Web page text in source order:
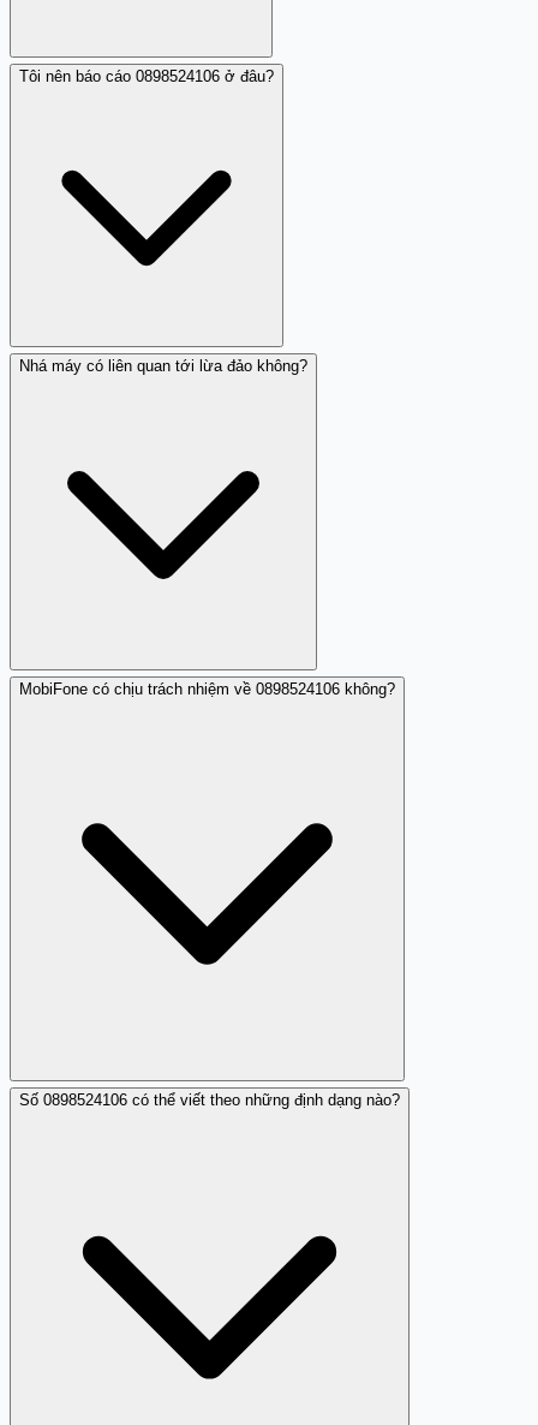
'Thêm vào danh sách đen'. Ngoài ra, bạn có thể cài ứng
dụng Trang Trắng hoặc ứng dụng chặn cuộc gọi khác để
tự động chặn những số nhận nhiều báo cáo.
Tôi nên báo cáo 0898524106 ở đâu?
Bạn có thể gửi tin nhắn tới tổng đài 156 với cú pháp: S
Cộng đồng Trang Trắng cũng luôn chào đón những báo
cáo từ người dùng để cảnh báo số này cho những người
Nhá máy có liên quan tới lừa đảo không?
Nhá máy bản thân không phải lừa đảo trực tiếp, nhưng
nhá máy để kiểm tra số điện thoại hợp lệ trước khi tiến
hành các cuộc gọi lừa đảo phức tạp hơn.
MobiFone có chịu trách nhiệm về 0898524106 không?
0898524106 là số di động được cấp phép bởi MobiFone.
nhà mạng trực tiếp để báo cáo hành vi này.
Số 0898524106 có thể viết theo những định dạng nào?